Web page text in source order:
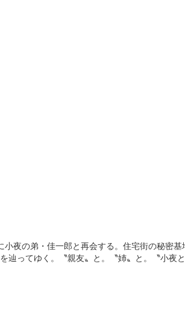
夜の弟・佳一郎と再会する。住宅街の秘密基
辿ってゆく。〝親友〟と。〝姉〟と。〝小夜